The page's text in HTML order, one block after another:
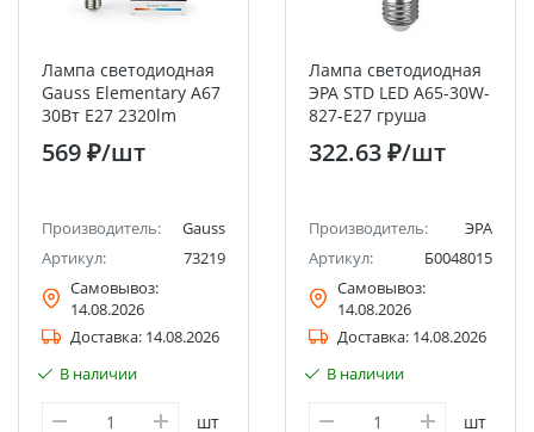
Лампа светодиодная
Gauss Elementary A67
30Вт E27 2320lm
3000K
569 ₽/шт
Производитель:
Gauss
Артикул:
73219
Самовывоз:
14.08.2026
Доставка: 14.08.2026
В наличии
шт
Лампа светодиодная
ЭРА STD LED A65-30W-
827-E27 груша
теплый белый свет
322.63 ₽/шт
Производитель:
ЭРА
Артикул:
Б0048015
Самовывоз:
14.08.2026
Доставка: 14.08.2026
В наличии
шт